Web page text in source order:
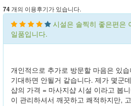
74 개의 이용후기가 있습니다.
시설은 솔찍히 좋은편은
일품입니다.
개인적으로 추가로 방문할 마음은 있
기대하면 안될거 같습니다. 제가 몇군
샵의 가격 = 마사지샵 시설 이라고 봅
이 관리하셔서 깨끗하고 쾌적하지만,